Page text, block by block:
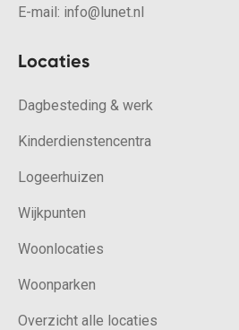
E-mail: info@lunet.nl
Locaties
Dagbesteding & werk
Kinderdienstencentra
Logeerhuizen
Wijkpunten
Woonlocaties
Woonparken
Overzicht alle locaties